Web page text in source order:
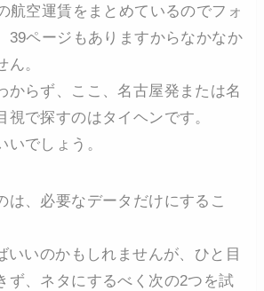
航空運賃をまとめているのでフォ
39ページもありますからなかなか
。
からず、ここ、名古屋発または名
視で探すのはタイヘンです。
でしょう。
は、必要なデータだけにするこ
いいのかもしれませんが、ひと目
ず、ネタにするべく次の2つを試